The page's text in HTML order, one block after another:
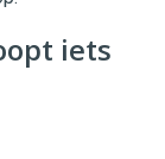
iets